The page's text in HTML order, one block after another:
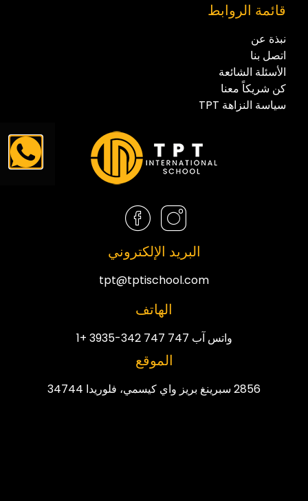
قائمة الروابط
نبذة عن
اتصل بنا
الأسئلة الشائعة
كن شريكاً معنا
سياسة النزاهة TPT
البريد الإلكتروني
tpt@tptischool.com
الهاتف
واتس آب 747 747 342-3935 +1
الموقع
2856 سبرينغ بريز واي كيسمي، فلوريدا 34744